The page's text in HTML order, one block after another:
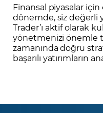
Finansal piyasalar
dönemde, siz değerli
Trader’ı aktif olarak
yönetmenizi önemle
zamanında doğru
başarılı yatırımların